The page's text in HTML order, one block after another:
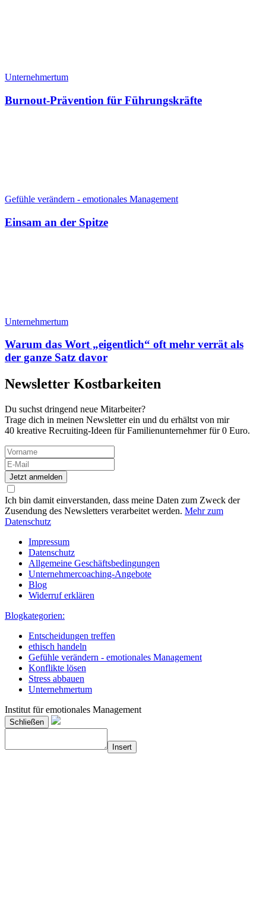
Unternehmertum
Burnout-Prävention für Führungskräfte
Gefühle verändern - emotionales Management
Einsam an der Spitze
Unternehmertum
Warum das Wort „eigentlich“ oft mehr verrät als
der ganze Satz davor
Newsletter Kostbarkeiten
Du suchst dringend neue Mitarbeiter?
Trage dich in meinen Newsletter ein und du erhältst von mir
40 kreative Recruiting-Ideen für Familienunternehmer für 0 Euro.
Jetzt anmelden
Ich bin damit einverstanden, dass meine Daten zum Zweck der
Zusendung des Newsletters verarbeitet werden. Mehr zum
Datenschutz
Impressum
Datenschutz
Allgemeine Geschäftsbedingungen
Unternehmercoaching-Angebote
Blog
Widerruf erklären
Blogkategorien:
Entscheidungen treffen
ethisch handeln
Gefühle verändern - emotionales Management
Konflikte lösen
Stress abbauen
Unternehmertum
Institut für emotionales Management
Schließen
Insert